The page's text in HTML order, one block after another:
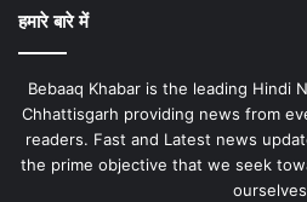
हमारे बारे में
Bebaaq Khabar is the leading Hindi
Chhattisgarh providing news from
readers. Fast and Latest news
the prime objective that we seek